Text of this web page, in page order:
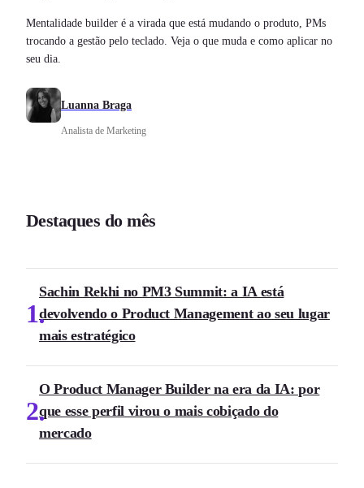
Mentalidade builder é a virada que está mudando o produto, PMs
trocando a gestão pelo teclado. Veja o que muda e como aplicar no
seu dia.
Luanna Braga
Analista de Marketing
Destaques do mês
1
Sachin Rekhi no PM3 Summit: a IA está
devolvendo o Product Management ao seu lugar
mais estratégico
2
O Product Manager Builder na era da IA: por
que esse perfil virou o mais cobiçado do
mercado